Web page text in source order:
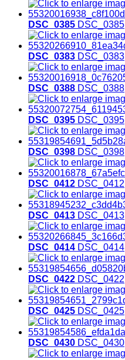
DSC_0385 DSC_0385
DSC_0383 DSC_0383
DSC_0388 DSC_0388
DSC_0395 DSC_0395
DSC_0398 DSC_0398
DSC_0412 DSC_0412
DSC_0413 DSC_0413
DSC_0414 DSC_0414
DSC_0422 DSC_0422
DSC_0425 DSC_0425
DSC_0430 DSC_0430